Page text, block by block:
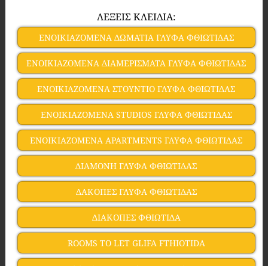
ΛΕΞΕΙΣ ΚΛΕΙΔΙΑ:
ΕΝΟΙΚΙΑΖΟΜΕΝΑ ΔΩΜΑΤΙΑ ΓΛΥΦΑ ΦΘΙΩΤΙΔΑΣ
ΕΝΟΙΚΙΑΖΟΜΕΝΑ ΔΙΑΜΕΡΙΣΜΑΤΑ ΓΛΥΦΑ ΦΘΙΩΤΙΔΑΣ
ΕΝΟΙΚΙΑΖΟΜΕΝΑ ΣΤΟΥΝΤΙΟ ΓΛΥΦΑ ΦΘΙΩΤΙΔΑΣ
ΕΝΟΙΚΙΑΖΟΜΕΝΑ STUDIOS ΓΛΥΦΑ ΦΘΙΩΤΙΔΑΣ
ΕΝΟΙΚΙΑΖΟΜΕΝΑ APARTMENTS ΓΛΥΦΑ ΦΘΙΩΤΙΔΑΣ
ΔΙΑΜΟΝΗ ΓΛΥΦΑ ΦΘΙΩΤΙΔΑΣ
ΔΑΚΟΠΕΣ ΓΛΥΦΑ ΦΘΙΩΤΙΔΑΣ
ΔΙΑΚΟΠΕΣ ΦΘΙΩΤΙΔΑ
ROOMS TO LET GLIFA FTHIOTIDA